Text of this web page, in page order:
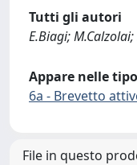
Tutti gli autori
E.Biagi;
Appare nelle
6a - Brevetto
File in questo